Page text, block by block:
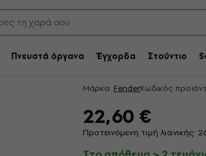
Πνευστά όργανα Έγχορδα Στούντιο
Fender Replacement
Τάστα
Μάρκα: FenderΚωδικός
22,60 €
Προτεινόμενη τιμή λιανικής: